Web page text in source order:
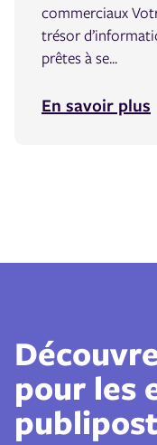
commerciaux
trésor
prêtes à se...
En savoir plus
pour les